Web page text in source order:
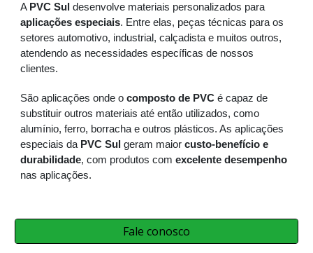
A PVC Sul desenvolve materiais personalizados para
aplicações especiais. Entre elas, peças técnicas para os
setores automotivo, industrial, calçadista e muitos outros,
atendendo as necessidades específicas de nossos
clientes.
São aplicações onde ocomposto de PVC é capaz de
substituir outros materiais até então utilizados, como
alumínio, ferro, borracha e outros plásticos. As aplicações
especiais da PVC Sul geram maiorcusto-benefício e
durabilidade, com produtos comexcelente desempenho
nas aplicações.
Fale conosco